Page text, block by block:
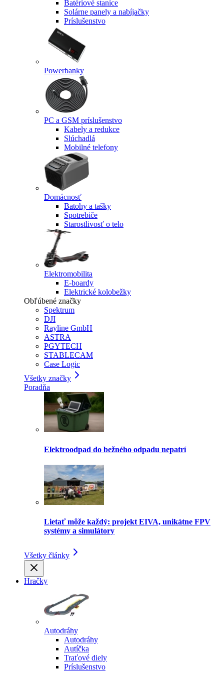
Batériové stanice
Solárne panely a nabíjačky
Príslušenstvo
Powerbanky
PC a GSM príslušenstvo
Kabely a redukce
Slúchadlá
Mobilné telefony
Domácnosť
Batohy a tašky
Spotrebiče
Starostlivosť o telo
Elektromobilita
E-boardy
Elektrické kolobežky
Obľúbené značky
Spektrum
DJI
Rayline GmbH
ASTRA
PGYTECH
STABLECAM
Case Logic
Všetky značky
Poradňa
Elektroodpad do bežného odpadu nepatrí
Lietať môže každý: projekt EIVA, unikátne FPV
systémy a simulátory
Všetky články
Hračky
Autodráhy
Autodráhy
Autíčka
Traťové diely
Príslušenstvo